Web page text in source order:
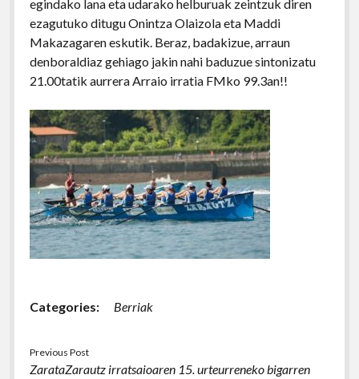
egindako lana eta udarako helburuak zeintzuk diren
ezagutuko ditugu Onintza Olaizola eta Maddi
Makazagaren eskutik. Beraz, badakizue, arraun
denboraldiaz gehiago jakin nahi baduzue sintonizatu
21.00tatik aurrera Arraio irratia FMko 99.3an!!
Categories: Berriak
Previous Post
ZarataZarautz irratsaioaren 15. urteurreneko bigarren